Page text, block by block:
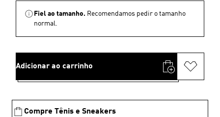
Fiel ao tamanho. Recomendamos pedir o tamanho
normal.
Adicionar ao carrinho
Compre Tênis e Sneakers